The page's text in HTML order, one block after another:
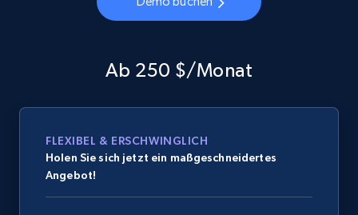
Ab 250 $/Monat
FLEXIBEL & ERSCHWINGLICH
Holen Sie sich jetzt ein maßgeschneidertes
Angebot!